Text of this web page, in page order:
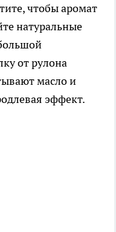
чтобы аромат
натуральные
от рулона
масло и
эффект.